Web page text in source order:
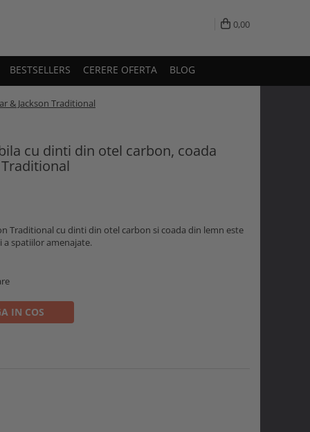
0,00
BESTSELLERS CERERE OFERTA BLOG
& Jackson Traditional
cu dinti din otel carbon, coada
Traditional cu dinti din otel carbon si coada din lemn este
a spatiilor amenajate.
IN COS